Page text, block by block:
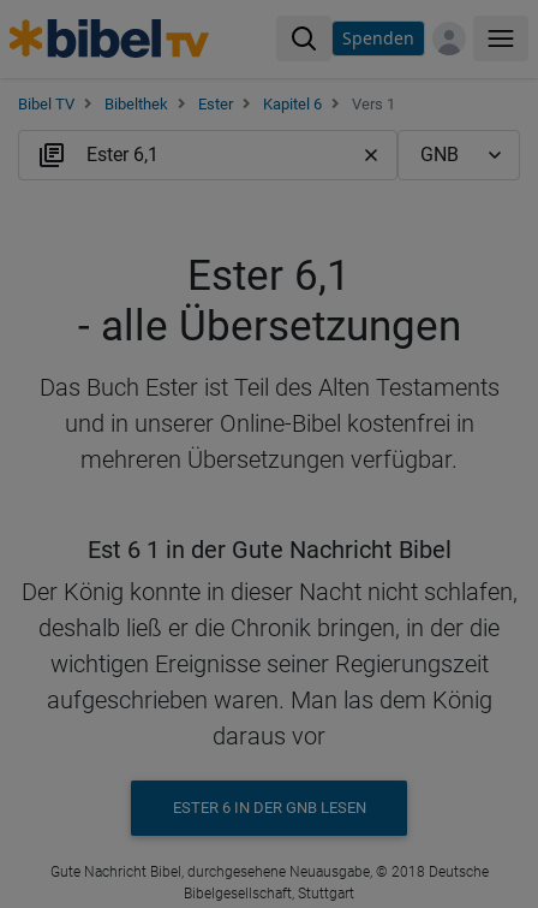
Spenden
Bibel TV Bibelthek Ester Kapitel 6 Vers 1
Ester 6,1
- alle Übersetzungen
Das Buch Ester ist Teil des Alten Testaments
und in unserer Online-Bibel kostenfrei in
mehreren Übersetzungen verfügbar.
Est 6 1 in der Gute Nachricht Bibel
Der König konnte in dieser Nacht nicht schlafen,
deshalb ließ er die Chronik bringen, in der die
wichtigen Ereignisse seiner Regierungszeit
aufgeschrieben waren. Man las dem König
daraus vor
ESTER 6 IN DER GNB LESEN
Gute Nachricht Bibel, durchgesehene Neuausgabe, © 2018 Deutsche
Bibelgesellschaft, Stuttgart